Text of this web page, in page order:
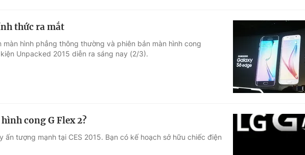
thức ra mắt
màn hình phẳng thông thường và phiên bản màn hình cong
Unpacked 2015 diễn ra sáng nay (2/3).
cong G Flex 2?
ấn tượng mạnh tại CES 2015. Bạn có kế hoạch sở hữu chiếc điện